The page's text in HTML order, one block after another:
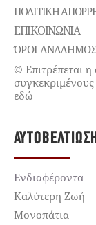
ΠΟΛΙΤΙΚΉ
ΕΠΙΚΟΙΝΩΝΊΑ
ΌΡΟΙ
© Επιτρέπεται
εδώ
ΑΥΤΟΒΕΛΤΊΩΣΗ
Ενδιαφέροντα
Καλύτερη Ζωή
Μονοπάτια